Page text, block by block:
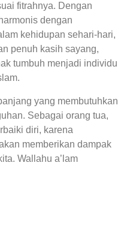
fitrahnya. Dengan
dengan
kehidupan sehari-hari,
penuh kasih sayang,
tumbuh menjadi individu
yang membutuhkan
Sebagai orang tua,
diri, karena
memberikan dampak
Wallahu a’lam